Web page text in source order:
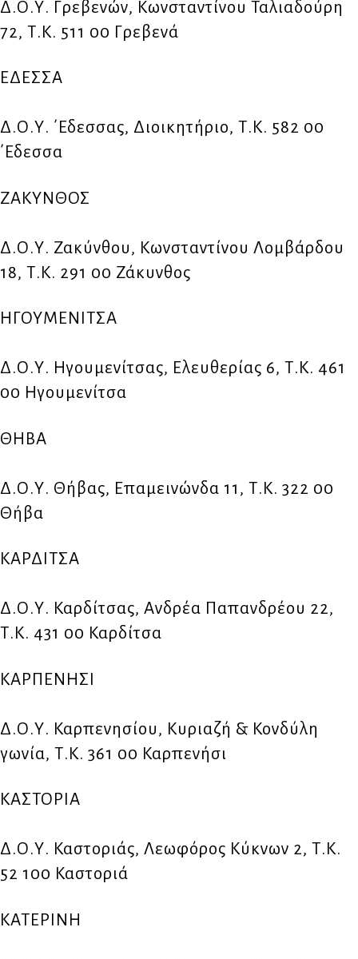
Δ.Ο.Υ. Γρεβενών, Κωνσταντίνου Ταλιαδούρη
72, Τ.Κ. 511 00 Γρεβενά
ΕΔΕΣΣΑ
Δ.Ο.Υ. ΄Εδεσσας, Διοικητήριο, Τ.Κ. 582 00
΄Εδεσσα
ΖΑΚΥΝΘΟΣ
Δ.Ο.Υ. Ζακύνθου, Κωνσταντίνου Λομβάρδου
18, Τ.Κ. 291 00 Ζάκυνθος
ΗΓΟΥΜΕΝΙΤΣΑ
Δ.Ο.Υ. Ηγουμενίτσας, Ελευθερίας 6, Τ.Κ. 461
00 Ηγουμενίτσα
ΘΗΒΑ
Δ.Ο.Υ. Θήβας, Επαμεινώνδα 11, Τ.Κ. 322 00
Θήβα
ΚΑΡΔΙΤΣΑ
Δ.Ο.Υ. Καρδίτσας, Ανδρέα Παπανδρέου 22,
Τ.Κ. 431 00 Καρδίτσα
ΚΑΡΠΕΝΗΣΙ
Δ.Ο.Υ. Καρπενησίου, Κυριαζή & Κονδύλη
γωνία, Τ.Κ. 361 00 Καρπενήσι
ΚΑΣΤΟΡΙΑ
Δ.Ο.Υ. Καστοριάς, Λεωφόρος Κύκνων 2, Τ.Κ.
52 100 Καστοριά
ΚΑΤΕΡΙΝΗ